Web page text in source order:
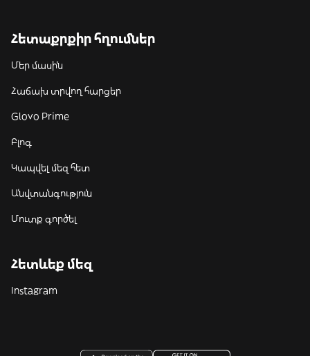
Հետաքրքիր հղումներ
Մեր մասին
Հաճախ տրվող հարցեր
Glovo Prime
Բլոգ
Կապվել մեզ հետ
Անվտանգություն
Մուտք գործել
Հետևեք մեզ
Instagram